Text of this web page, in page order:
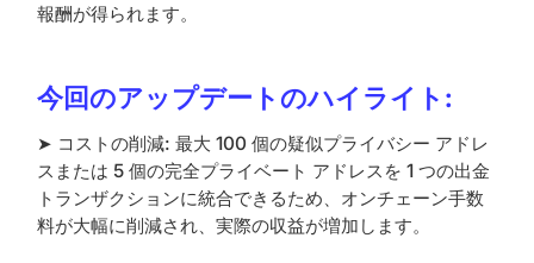
報酬が得られます。
今回のアップデートのハイライト:
➤ コストの削減: 最大 100 個の疑似プライバシー アドレ
スまたは 5 個の完全プライベート アドレスを 1 つの出金
トランザクションに統合できるため、オンチェーン手数
料が大幅に削減され、実際の収益が増加します。